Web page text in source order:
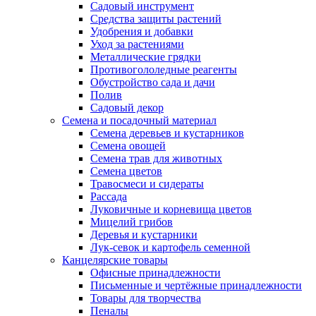
Садовый инструмент
Средства защиты растений
Удобрения и добавки
Уход за растениями
Металлические грядки
Противогололедные реагенты
Обустройство сада и дачи
Полив
Садовый декор
Семена и посадочный материал
Семена деревьев и кустарников
Семена овощей
Семена трав для животных
Семена цветов
Травосмеси и сидераты
Рассада
Луковичные и корневища цветов
Мицелий грибов
Деревья и кустарники
Лук-севок и картофель семенной
Канцелярские товары
Офисные принадлежности
Письменные и чертёжные принадлежности
Товары для творчества
Пеналы